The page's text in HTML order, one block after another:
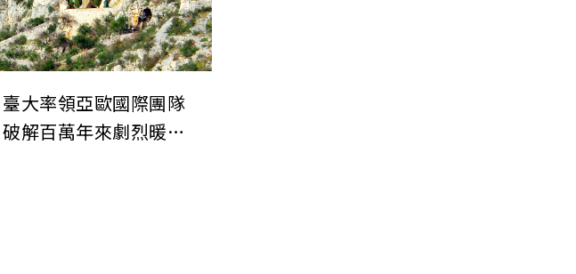
臺大率領亞歐國際團隊
破解百萬年來劇烈暖化